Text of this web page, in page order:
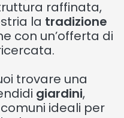
raffinata,
la tradizione
con un’offerta di
trovare una
giardini,
ideali per